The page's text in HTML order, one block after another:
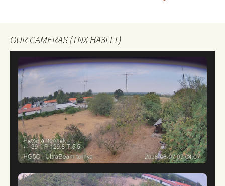
OUR CAMERAS (TNX HA3FLT)